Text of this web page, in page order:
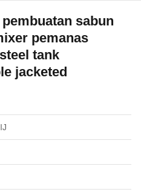
sabun
pemanas
tank
jacketed